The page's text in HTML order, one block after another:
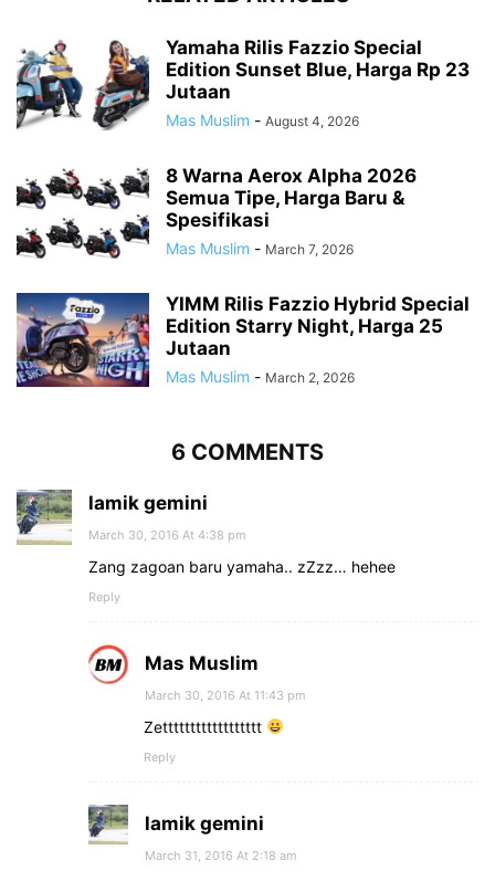
Yamaha Rilis Fazzio Special
Edition Sunset Blue, Harga Rp 23
Jutaan
Mas Muslim - August 4, 2026
8 Warna Aerox Alpha 2026
Semua Tipe, Harga Baru &
Spesifikasi
Mas Muslim - March 7, 2026
YIMM Rilis Fazzio Hybrid Special
Edition Starry Night, Harga 25
Jutaan
Mas Muslim - March 2, 2026
6 COMMENTS
lamik gemini
March 30, 2016 At 4:38 pm
Zang zagoan baru yamaha.. zZzz… hehee
Reply
Mas Muslim
March 30, 2016 At 11:43 pm
Zetttttttttttttttttt
Reply
lamik gemini
March 31, 2016 At 2:18 am